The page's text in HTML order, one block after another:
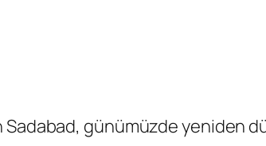
günümüzde yeniden